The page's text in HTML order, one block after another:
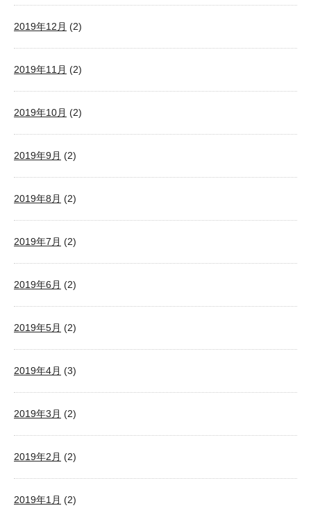
2019年12月 (2)
2019年11月 (2)
2019年10月 (2)
2019年9月 (2)
2019年8月 (2)
2019年7月 (2)
2019年6月 (2)
2019年5月 (2)
2019年4月 (3)
2019年3月 (2)
2019年2月 (2)
2019年1月 (2)